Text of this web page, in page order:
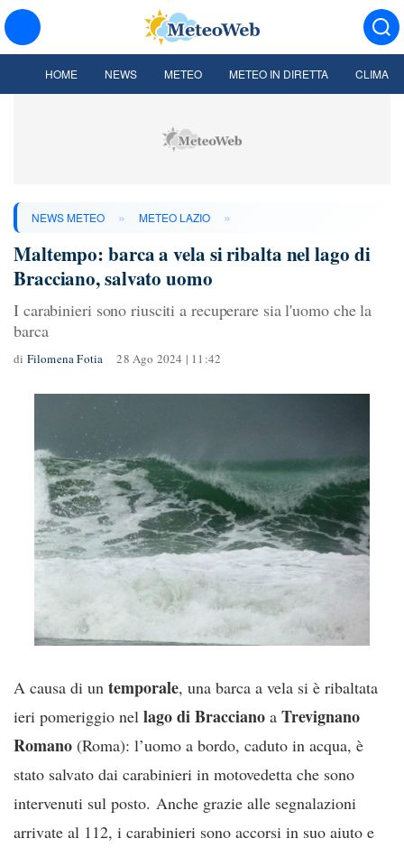
HOME NEWS METEO METEO IN DIRETTA CLIMA
NEWS METEO » METEO LAZIO »
Maltempo: barca a vela si ribalta nel lago di
Bracciano, salvato uomo
I carabinieri sono riusciti a recuperare sia l'uomo che la
barca
di Filomena Fotia 28 Ago 2024 | 11:42
A causa di un temporale, una barca a vela si è ribaltata
ieri pomeriggio nel lago di Bracciano a Trevignano
Romano (Roma): l’uomo a bordo, caduto in acqua, è
stato salvato dai carabinieri in motovedetta che sono
intervenuti sul posto. Anche grazie alle segnalazioni
arrivate al 112, i carabinieri sono accorsi in suo aiuto e